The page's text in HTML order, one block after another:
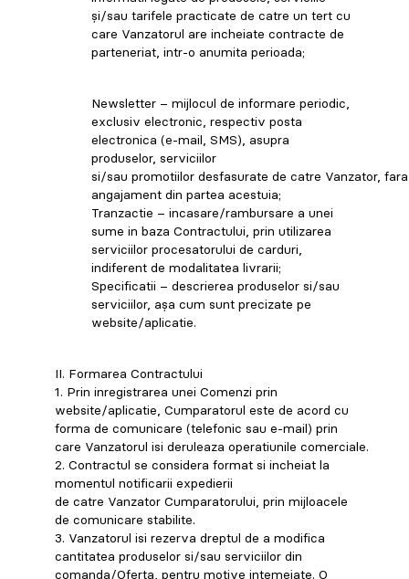
și/sau tarifele practicate de catre un tert cu
care Vanzatorul are incheiate contracte de
parteneriat, intr-o anumita perioada;
Newsletter – mijlocul de informare periodic,
exclusiv electronic, respectiv posta
electronica (e-mail, SMS), asupra
produselor, serviciilor
si/sau promotiilor desfasurate de catre Vanzator,
angajament din partea acestuia;
Tranzactie – incasare/rambursare a unei
sume in baza Contractului, prin utilizarea
serviciilor procesatorului de carduri,
indiferent de modalitatea livrarii;
Specificatii – descrierea produselor si/sau
serviciilor, așa cum sunt precizate pe
website/aplicatie.
II. Formarea Contractului
1. Prin inregistrarea unei Comenzi prin
website/aplicatie, Cumparatorul este de acord cu
forma de comunicare (telefonic sau e-mail) prin
care Vanzatorul isi deruleaza operatiunile comerciale.
2. Contractul se considera format si incheiat la
momentul notificarii expedierii
de catre Vanzator Cumparatorului, prin mijloacele
de comunicare stabilite.
3. Vanzatorul isi rezerva dreptul de a modifica
cantitatea produselor si/sau serviciilor din
comanda/Oferta, pentru motive intemeiate. O